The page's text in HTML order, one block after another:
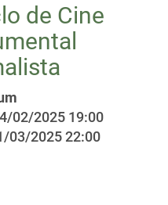
de Cine
02/2025 19:00
03/2025 22:00